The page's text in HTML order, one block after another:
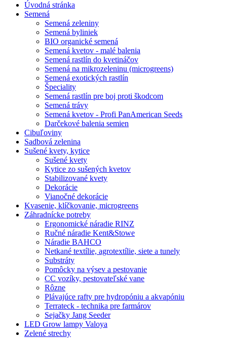
Úvodná stránka
Semená
Semená zeleniny
Semená byliniek
BIO organické semená
Semená kvetov - malé balenia
Semená rastlín do kvetináčov
Semená na mikrozeleninu (microgreens)
Semená exotických rastlín
Špeciality
Semená rastlín pre boj proti škodcom
Semená trávy
Semená kvetov - Profi PanAmerican Seeds
Darčekové balenia semien
Cibuľoviny
Sadbová zelenina
Sušené kvety, kytice
Sušené kvety
Kytice zo sušených kvetov
Stabilizované kvety
Dekorácie
Vianočné dekorácie
Kvasenie, klíčkovanie, microgreens
Záhradnícke potreby
Ergonomické náradie RINZ
Ručné náradie Kent&Stowe
Náradie BAHCO
Netkané textílie, agrotextílie, siete a tunely
Substráty
Pomôcky na výsev a pestovanie
CC vozíky, pestovateľské vane
Rôzne
Plávajúce rafty pre hydropóniu a akvapóniu
Terrateck - technika pre farmárov
Sejačky Jang Seeder
LED Grow lampy Valoya
Zelené strechy